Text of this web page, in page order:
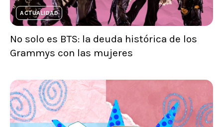
ACTUALIDAD
No solo es BTS: la deuda histórica de los
Grammys con las mujeres